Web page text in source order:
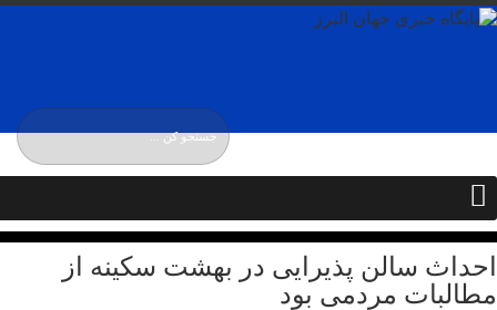
پنجشنبه / ۱۵ مرداد / ۱۴۰۵
احداث سالن پذیرایی در بهشت سکینه از
مطالبات مردمی بود